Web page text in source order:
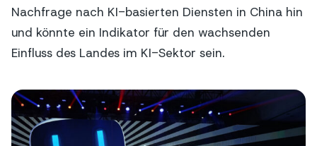
Nachfrage nach KI-basierten Diensten in China hin
und könnte ein Indikator für den wachsenden
Einfluss des Landes im KI-Sektor sein.